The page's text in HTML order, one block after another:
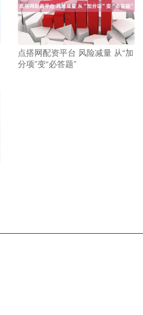
点搭网配资平台 风险减量 从“加
分项”变“必答题”